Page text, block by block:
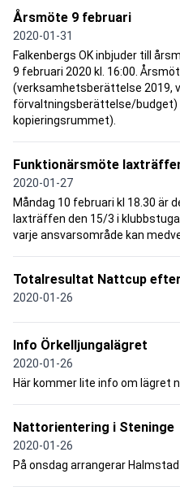
Årsmöte 9 februari
2020-01-31
Falkenbergs OK inbjuder till
9 februari 2020 kl. 16:00.
(verksamhetsberättelse 2019,
förvaltningsberättelse/budget)
kopieringsrummet).
Funktionärsmöte
2020-01-27
Måndag 10 februari kl 18.30 är
laxträffen den 15/3 i
varje ansvarsområde kan
Totalresultat Nattcup
2020-01-26
Info Örkelljungalägret
2020-01-26
Här kommer lite info om lägret
Nattorientering i Steninge
2020-01-26
På onsdag arrangerar